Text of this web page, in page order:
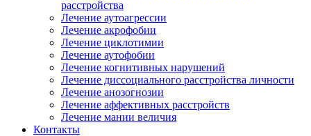
расстройства
Лечение аутоагрессии
Лечение акрофобии
Лечение циклотимии
Лечение аутофобии
Лечение когнитивных нарушений
Лечение диссоциального расстройства личности
Лечение анозогнозии
Лечение аффективных расстройств
Лечение мании величия
Контакты